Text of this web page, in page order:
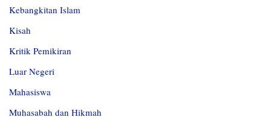
Kebangkitan Islam
Kisah
Kritik Pemikiran
Luar Negeri
Mahasiswa
Muhasabah dan Hikmah